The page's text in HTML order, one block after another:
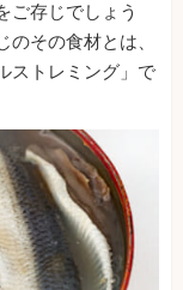
ご存じでしょう
その食材とは、
ストレミング」で